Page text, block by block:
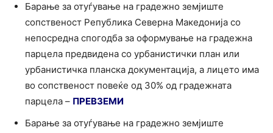
Барање за отуѓување на градежно земјиште
сопственост Република Северна Македонија со
непосредна спогодба за оформување на градежна
парцела предвидена со урбанистички план или
урбанистичка планска документација, а лицето има
во сопственост повеќе од 30% од градежната
парцела – ПРЕВЗЕМИ
Барање за отуѓување на градежно земјиште